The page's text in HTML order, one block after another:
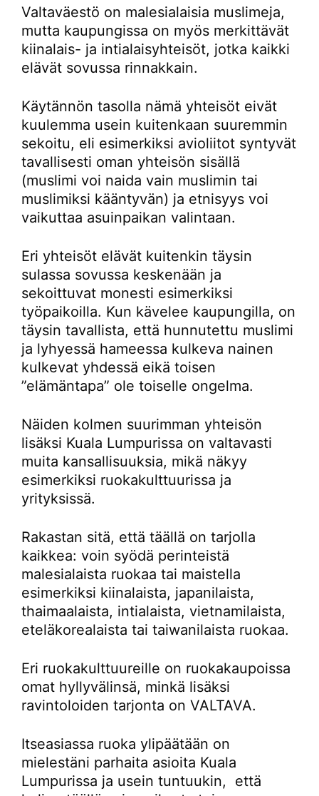
Valtaväestö on malesialaisia muslimeja,
mutta kaupungissa on myös merkittävät
kiinalais- ja intialaisyhteisöt, jotka kaikki
elävät sovussa rinnakkain.
Käytännön tasolla nämä yhteisöt eivät
kuulemma usein kuitenkaan suuremmin
sekoitu, eli esimerkiksi avioliitot syntyvät
tavallisesti oman yhteisön sisällä
(muslimi voi naida vain muslimin tai
muslimiksi kääntyvän) ja etnisyys voi
vaikuttaa asuinpaikan valintaan.
Eri yhteisöt elävät kuitenkin täysin
sulassa sovussa keskenään ja
sekoittuvat monesti esimerkiksi
työpaikoilla. Kun kävelee kaupungilla, on
täysin tavallista, että hunnutettu muslimi
ja lyhyessä hameessa kulkeva nainen
kulkevat yhdessä eikä toisen
”elämäntapa” ole toiselle ongelma.
Näiden kolmen suurimman yhteisön
lisäksi Kuala Lumpurissa on valtavasti
muita kansallisuuksia, mikä näkyy
esimerkiksi ruokakulttuurissa ja
yrityksissä.
Rakastan sitä, että täällä on tarjolla
kaikkea: voin syödä perinteistä
malesialaista ruokaa tai maistella
esimerkiksi kiinalaista, japanilaista,
thaimaalaista, intialaista, vietnamilaista,
eteläkorealaista tai taiwanilaista ruokaa.
Eri ruokakulttuureille on ruokakaupoissa
omat hyllyvälinsä, minkä lisäksi
ravintoloiden tarjonta on VALTAVA.
Itseasiassa ruoka ylipäätään on
mielestäni parhaita asioita Kuala
Lumpurissa ja usein tuntuukin, että